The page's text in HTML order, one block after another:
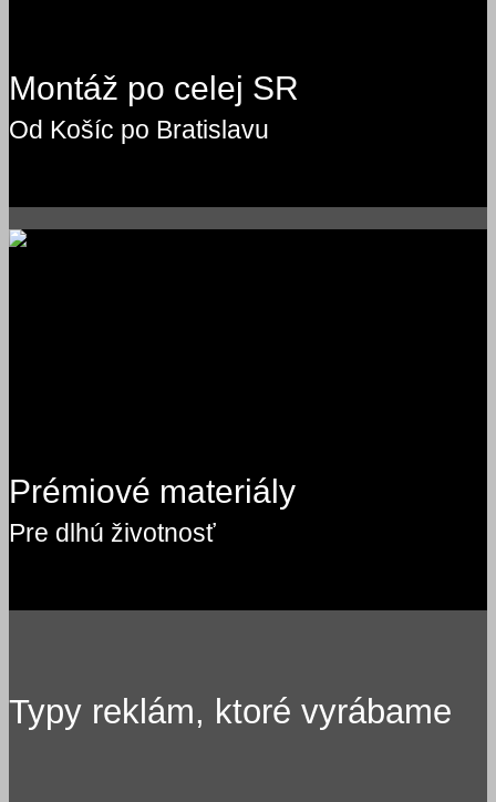
Montáž po celej SR
Od Košíc po Bratislavu
Prémiové materiály
Pre dlhú životnosť
Typy reklám, ktoré vyrábame